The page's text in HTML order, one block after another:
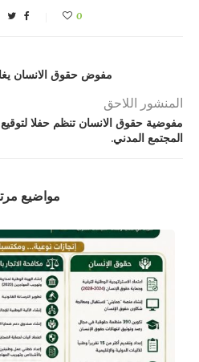
0
مفوض حقوق الانسان
المنشور اللاحق
مفوضية حقوق الانسان تنظم حفلا
المجتمع المدني.
مواضيع